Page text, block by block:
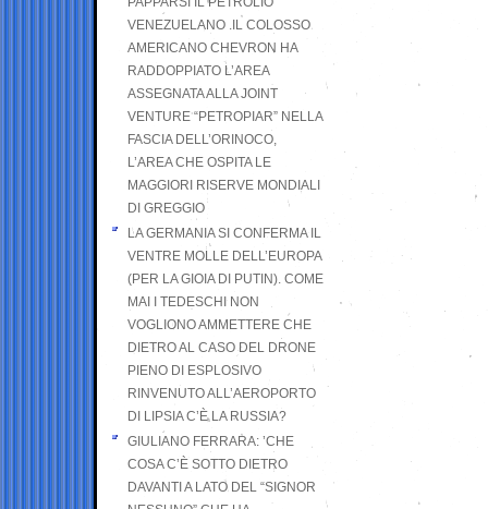
VENEZUELANO .IL COLOSSO
AMERICANO CHEVRON HA
RADDOPPIATO L’AREA
ASSEGNATA ALLA JOINT
VENTURE “PETROPIAR” NELLA
FASCIA DELL’ORINOCO,
L’AREA CHE OSPITA LE
MAGGIORI RISERVE MONDIALI
DI GREGGIO
LA GERMANIA SI CONFERMA IL
VENTRE MOLLE DELL’EUROPA
(PER LA GIOIA DI PUTIN). COME
MAI I TEDESCHI NON
VOGLIONO AMMETTERE CHE
DIETRO AL CASO DEL DRONE
PIENO DI ESPLOSIVO
RINVENUTO ALL’AEROPORTO
DI LIPSIA C’È LA RUSSIA?
GIULIANO FERRARA: ’CHE
COSA C’È SOTTO DIETRO
DAVANTI A LATO DEL “SIGNOR